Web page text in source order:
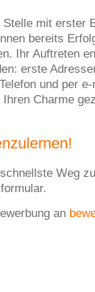
mit erster
bereits
Ihr Auftreten
erste
und per
Charme
Weg
an